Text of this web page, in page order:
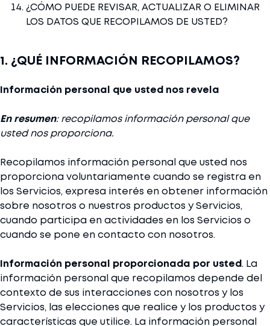
¿CÓMO PUEDE REVISAR, ACTUALIZAR O ELIMINAR
LOS DATOS QUE RECOPILAMOS DE USTED?
1. ¿QUÉ INFORMACIÓN RECOPILAMOS?
Información personal que usted nos revela
En resumen: recopilamos información personal que
usted nos proporciona.
Recopilamos información personal que usted nos
proporciona voluntariamente cuando se registra en
los Servicios, expresa interés en obtener información
sobre nosotros o nuestros productos y Servicios,
cuando participa en actividades en los Servicios o
cuando se pone en contacto con nosotros.
Información personal proporcionada por usted. La
información personal que recopilamos depende del
contexto de sus interacciones con nosotros y los
Servicios, las elecciones que realice y los productos y
características que utilice. La información personal